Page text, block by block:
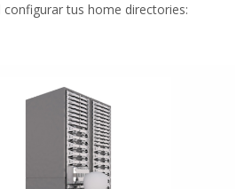
tus home directories: